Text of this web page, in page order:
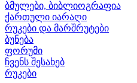
ბმულები, ბიბლიოგრაფია
ქართული იარაღი
რუკები და მარშრუტები
ბუნება
ფორუმი
ჩვენს შესახებ
რუკები